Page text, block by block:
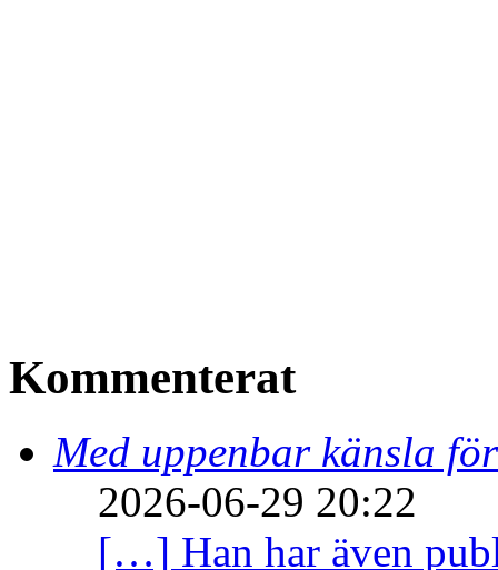
Kommenterat
Med uppenbar känsla
2026-06-29 20:22
[…] Han har även